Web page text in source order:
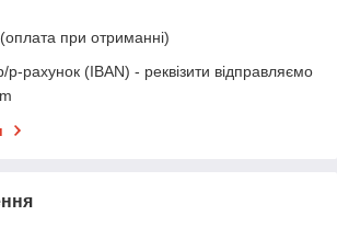
при отриманні)
рахунок (IBAN) - реквізити відправляємо